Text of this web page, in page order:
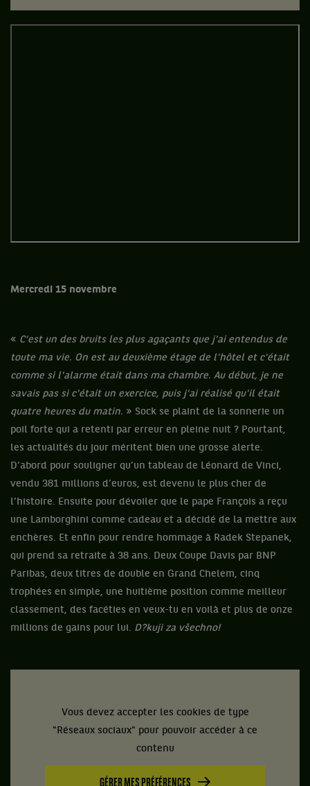
Mercredi 15 novembre
« C'est un des bruits les plus agaçants que j'ai entendus de
toute ma vie. On est au deuxième étage de l'hôtel et c'était
comme si l'alarme était dans ma chambre. Au début, je ne
savais pas si c'était un exercice, puis j'ai réalisé qu'il était
quatre heures du matin. » Sock se plaint de la sonnerie un
poil forte qui a retenti par erreur en pleine nuit ? Pourtant,
les actualités du jour méritent bien une grosse alerte.
D’abord pour souligner qu’un tableau de Léonard de Vinci,
vendu 381 millions d’euros, est devenu le plus cher de
l’histoire. Ensuite pour dévoiler que le pape François a reçu
une Lamborghini comme cadeau et a décidé de la mettre aux
enchères. Et enfin pour rendre hommage à Radek Stepanek,
qui prend sa retraite à 38 ans. Deux Coupe Davis par BNP
Paribas, deux titres de double en Grand Chelem, cinq
trophées en simple, une huitième position comme meilleur
classement, des facéties en veux-tu en voilà et plus de onze
millions de gains pour lui. D?kuji za všechno!
Vous devez accepter les cookies de type
"Réseaux sociaux" pour pouvoir accéder à ce
contenu